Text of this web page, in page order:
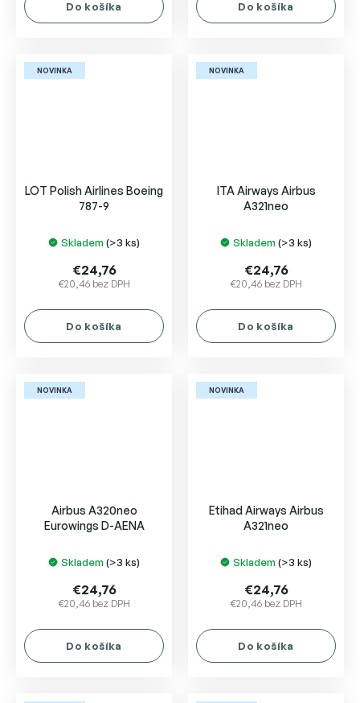
Do košíka Do košíka
NOVINKA
LOT Polish Airlines Boeing
787-9
Skladem (>3 ks)
€20,46 bez DPH
€24,76
Do košíka
NOVINKA
ITA Airways Airbus
A321neo
Skladem (>3 ks)
€20,46 bez DPH
€24,76
Do košíka
NOVINKA
Airbus A320neo
Eurowings D-AENA
Skladem (>3 ks)
€20,46 bez DPH
€24,76
Do košíka
NOVINKA
Etihad Airways Airbus
A321neo
Skladem (>3 ks)
€20,46 bez DPH
€24,76
Do košíka